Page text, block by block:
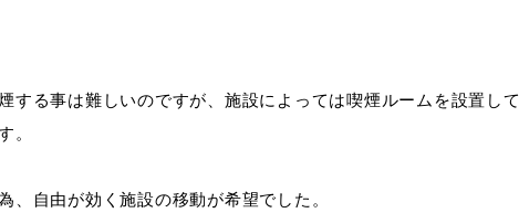
する事は難しいのですが、施設によっては喫煙ルームを設置し
。
、自由が効く施設の移動が希望でした。